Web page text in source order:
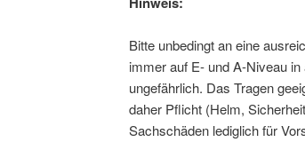
Bitte unbedingt an eine
immer auf E- und A-Niveau
ungefährlich. Das Tragen
daher Pflicht (Helm,
Sachschäden lediglich für